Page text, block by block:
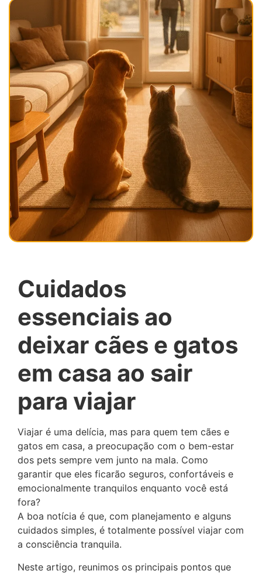
Cuidados
essenciais ao
deixar cães e gatos
em casa ao sair
para viajar
Viajar é uma delícia, mas para quem tem cães e
gatos em casa, a preocupação com o bem-estar
dos pets sempre vem junto na mala. Como
garantir que eles ficarão seguros, confortáveis e
emocionalmente tranquilos enquanto você está
fora?
A boa notícia é que, com planejamento e alguns
cuidados simples, é totalmente possível viajar com
a consciência tranquila.
Neste artigo, reunimos os principais pontos que